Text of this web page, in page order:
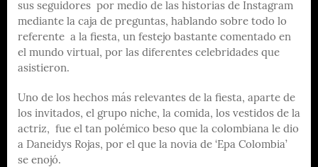
sus seguidores por medio de las historias de Instagram
mediante la caja de preguntas, hablando sobre todo lo
referente a la fiesta, un festejo bastante comentado en
el mundo virtual, por las diferentes celebridades que
asistieron.
Uno de los hechos más relevantes de la fiesta, aparte de
los invitados, el grupo niche, la comida, los vestidos de la
actriz, fue el tan polémico beso que la colombiana le dio
a Daneidys Rojas, por el que la novia de ‘Epa Colombia’
se enojó.